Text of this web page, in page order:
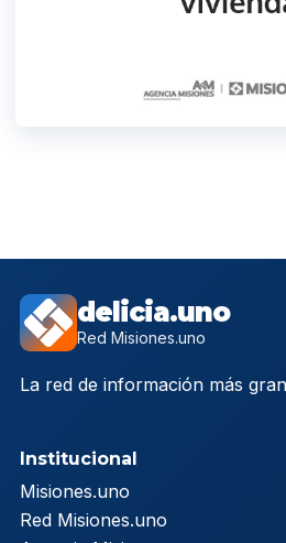
delicia.uno
Red Misiones.uno
La red de información más
Institucional
Misiones.uno
Red Misiones.uno